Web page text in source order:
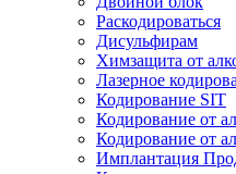
Раскодироваться
Дисульфирам
Химзащита от
Лазерное
Кодирование SIT
Кодирование от
Кодирование от
Имплантация